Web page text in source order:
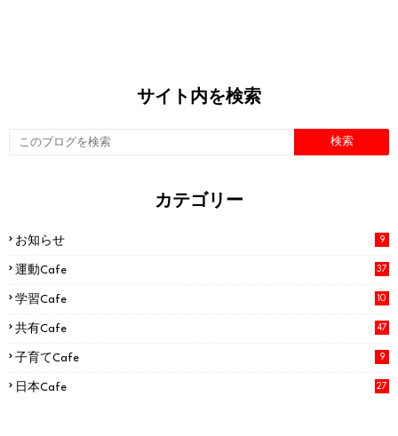
サイト内を検索
カテゴリー
お知らせ 9
運動Cafe 37
学習Cafe 10
共有Cafe 47
子育てCafe 9
日本Cafe 27